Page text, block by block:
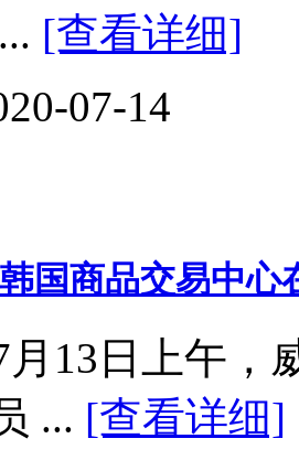
[查看详细]
07-14
韩国商品交易中
月13日上午，
... [查看详细]